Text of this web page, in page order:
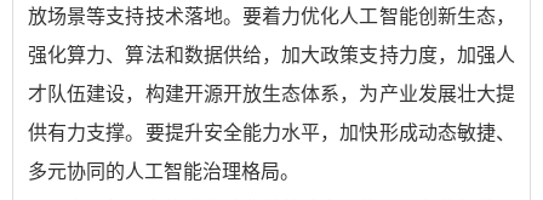
放场景等支持技术落地。要着力优化人工智能创新生态，
强化算力、算法和数据供给，加大政策支持力度，加强人
才队伍建设，构建开源开放生态体系，为产业发展壮大提
供有力支撑。要提升安全能力水平，加快形成动态敏捷、
多元协同的人工智能治理格局。